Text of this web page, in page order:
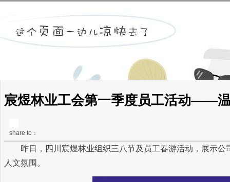
宸煜林业工会第一季度员工活动——
share to：
昨日，四川宸煜林业组织三八节及员工春游活动，展示
人文氛围。